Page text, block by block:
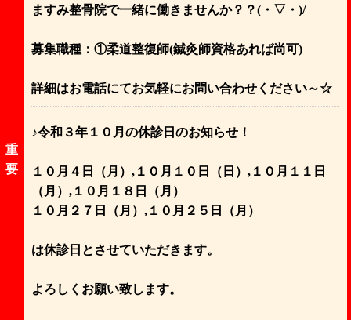
重
要
ますみ整骨院で一緒に働きませんか？？(・▽・)/
募集職種：①柔道整復師(鍼灸師資格あれば尚可)
詳細はお電話にてお気軽にお問い合わせください～☆
♪令和３年１０月の休診日のお知らせ！
１０月４日（月）,１０月１０日（日）,１０月１１日
（月）,１０月１８日（月）
１０月２７日（月）,１０月２５日（月）
は休診日とさせていただきます。
よろしくお願い致します。